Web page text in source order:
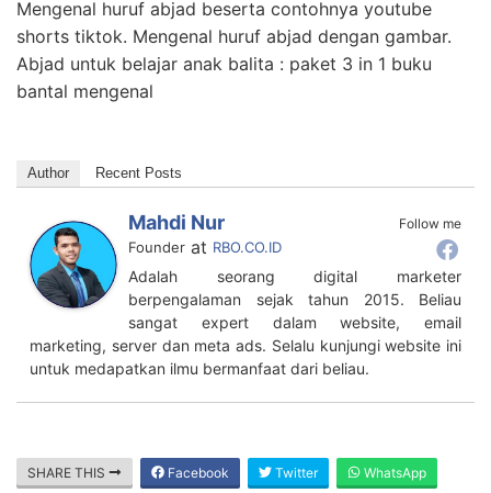
Mengenal huruf abjad beserta contohnya youtube
shorts tiktok. Mengenal huruf abjad dengan gambar.
Abjad untuk belajar anak balita : paket 3 in 1 buku
bantal mengenal
Author Recent Posts
Follow me
Mahdi Nur
Founder at RBO.CO.ID
Adalah seorang digital marketer
berpengalaman sejak tahun 2015. Beliau
sangat expert dalam website, email
marketing, server dan meta ads. Selalu kunjungi website ini
untuk medapatkan ilmu bermanfaat dari beliau.
SHARE THIS Facebook Twitter WhatsApp